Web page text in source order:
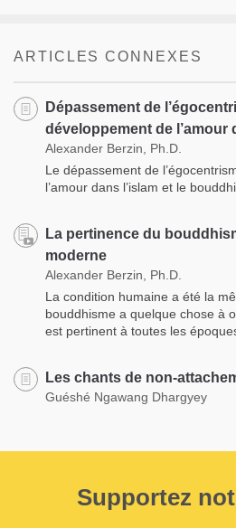
ARTICLES CONNEXES
Dépassement de
développement de l’amour
Alexander Berzin, Ph.D.
Le dépassement de
l’amour dans l’islam et le
La pertinence du
moderne
Alexander Berzin, Ph.D.
La condition humaine a été la
bouddhisme a quelque chose à
est pertinent à toutes les
Les chants de non-
Guéshé Ngawang Dhargyey
Supportez